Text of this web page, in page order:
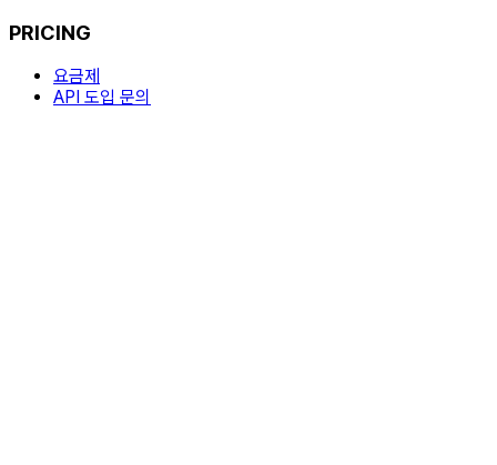
PRICING
요금제
API 도입 문의